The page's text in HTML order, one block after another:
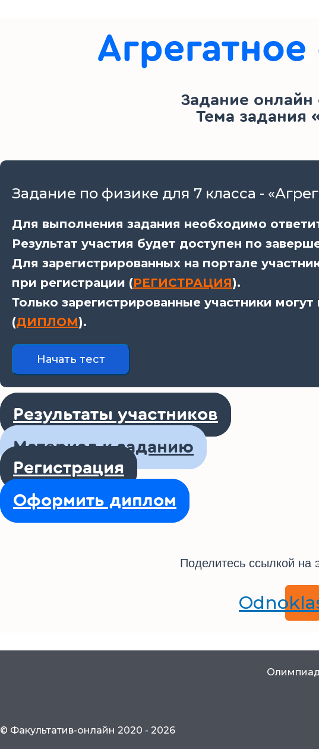
Задание
Тема задания
Задание по физике для 7 класса -
Для выполнения задания необходимо
Результат участия будет доступен по
Для зарегистрированных на портале
при регистрации (РЕГИСТРАЦИЯ).
Только зарегистрированные участники
(ДИПЛОМ).
Результаты участников
Материал к заданию
Регистрация
Оформить диплом
Поделитесь ссылкой на
© Факультатив-онлайн 2020 - 2026